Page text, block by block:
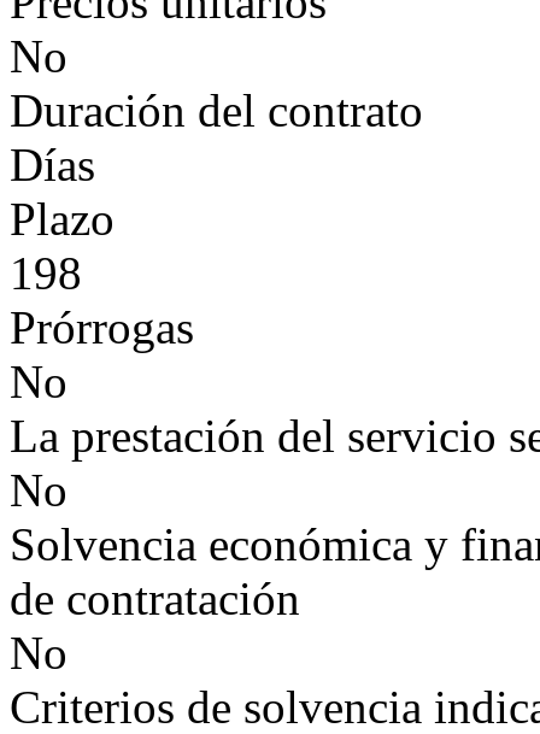
No
Duración del contrato
Días
Plazo
198
Prórrogas
No
La prestación del servicio
No
Solvencia económica y
de contratación
No
Criterios de solvencia